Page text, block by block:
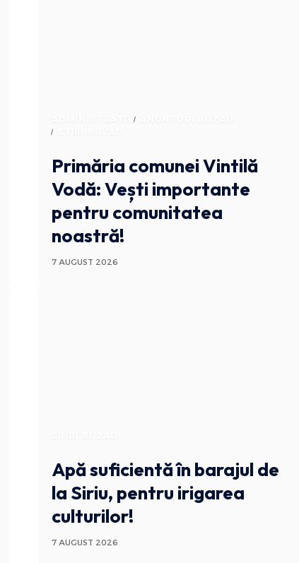
ADMINISTRATIV
Primăria comunei Vintilă
Vodă: Vești importante
pentru comunitatea
noastră!
7 AUGUST 2026
Apă suficientă în barajul de
la Siriu, pentru irigarea
culturilor!
7 AUGUST 2026